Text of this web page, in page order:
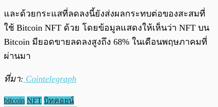
และด้วยกระแสที่ลดลงนี้ยังส่งผลกระทบต่อของสะสมที่
ใช้ Bitcoin NFT ด้วย โดยข้อมูลแสดงให้เห็นว่า NFT บน
Bitcoin มียอดขายลดลงสูงถึง 68% ในเดือนพฤษภาคมที่
ผ่านมา
ที่มา: Cointelegraph
bitcoin NFT บิทคอยน์